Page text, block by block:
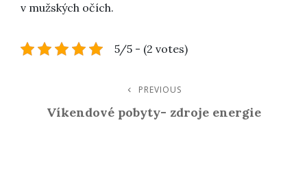
v mužských očích.
5/5 - (2 votes)
Pro
PREVIOUS
Víkendové pobyty- zdroje energie